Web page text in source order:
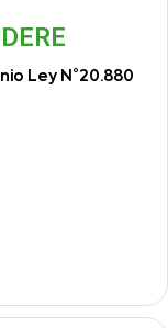
Ley N°20.880